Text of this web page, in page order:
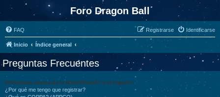
Foro Dragon Ball
FAQ Identificarse
Registrarse
Inicio Índice general
Preguntas Frecuentes
Problemas acerca de la identificación y el registro
¿Por qué me tengo que registrar?